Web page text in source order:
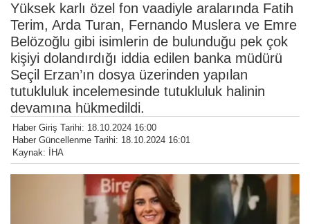
Yüksek karlı özel fon vaadiyle aralarında Fatih
Terim, Arda Turan, Fernando Muslera ve Emre
Belözoğlu gibi isimlerin de bulunduğu pek çok
kişiyi dolandırdığı iddia edilen banka müdürü
Seçil Erzan’ın dosya üzerinden yapılan
tutukluluk incelemesinde tutukluluk halinin
devamına hükmedildi.
Haber Giriş Tarihi: 18.10.2024 16:00
Haber Güncellenme Tarihi: 18.10.2024 16:01
Kaynak: İHA